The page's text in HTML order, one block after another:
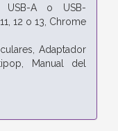
USB-A o USB-
11, 12 o 13, Chrome
Adaptador
Manual del